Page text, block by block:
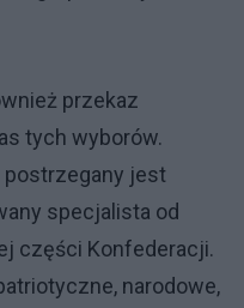
przekaz
tych wyborów.
postrzegany jest
specjalista od
części Konfederacji.
narodowe,